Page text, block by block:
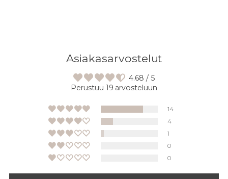
Asiakasarvostelut
4.68 / 5
Perustuu 19 arvosteluun
14
4
1
0
0